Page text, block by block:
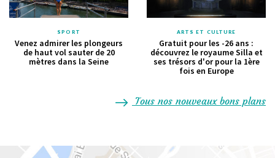
SPORT
Venez admirer les plongeurs
de haut vol sauter de 20
mètres dans la Seine
ARTS ET CULTURE
Gratuit pour les -26 ans :
découvrez le royaume Silla et
ses trésors d'or pour la 1ère
fois en Europe
Tous nos nouveaux bons plans